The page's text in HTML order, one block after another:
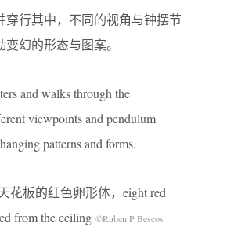
穿行其中，不同的视角与钟摆节
幻的形态与图案。
and walks through the
viewpoints and pendulum
patterns and forms.
花板的红色卵形体，eight red
from the ceiling ©Ruben P Bescos